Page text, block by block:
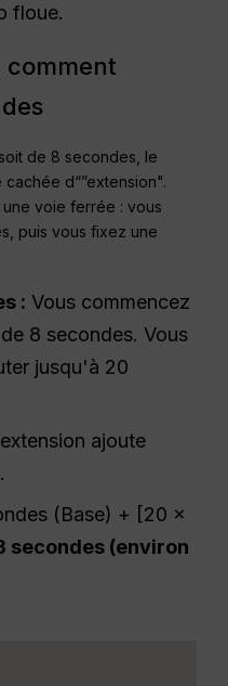
floue.
comment
de 8 secondes, le
d“”extension".
voie ferrée : vous
puis vous fixez une
: Vous commencez
8 secondes. Vous
jusqu'à 20
ajoute
(Base) + [20 x
secondes (environ